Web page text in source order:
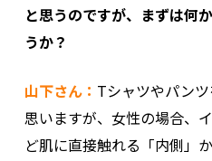
と思うのですが、まずは何
うか？
山下さん： Tシャツやパン
思いますが、女性の場合、
ど肌に直接触れる「内側」